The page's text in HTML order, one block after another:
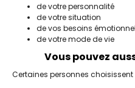
de votre personnalité
de votre situation
de vos besoins
de votre mode de vie
Vous pouvez
Certaines personnes choisissent